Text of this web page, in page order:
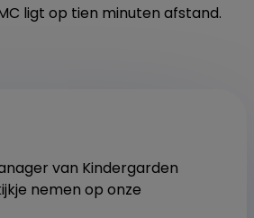
ligt op tien minuten afstand.
van Kindergarden
nemen op onze